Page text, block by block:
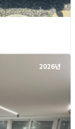
2026년